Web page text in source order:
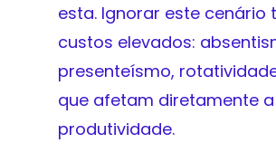
esta. Ignorar este cenário
custos elevados:
presenteísmo,
que afetam diretamente a
produtividade.